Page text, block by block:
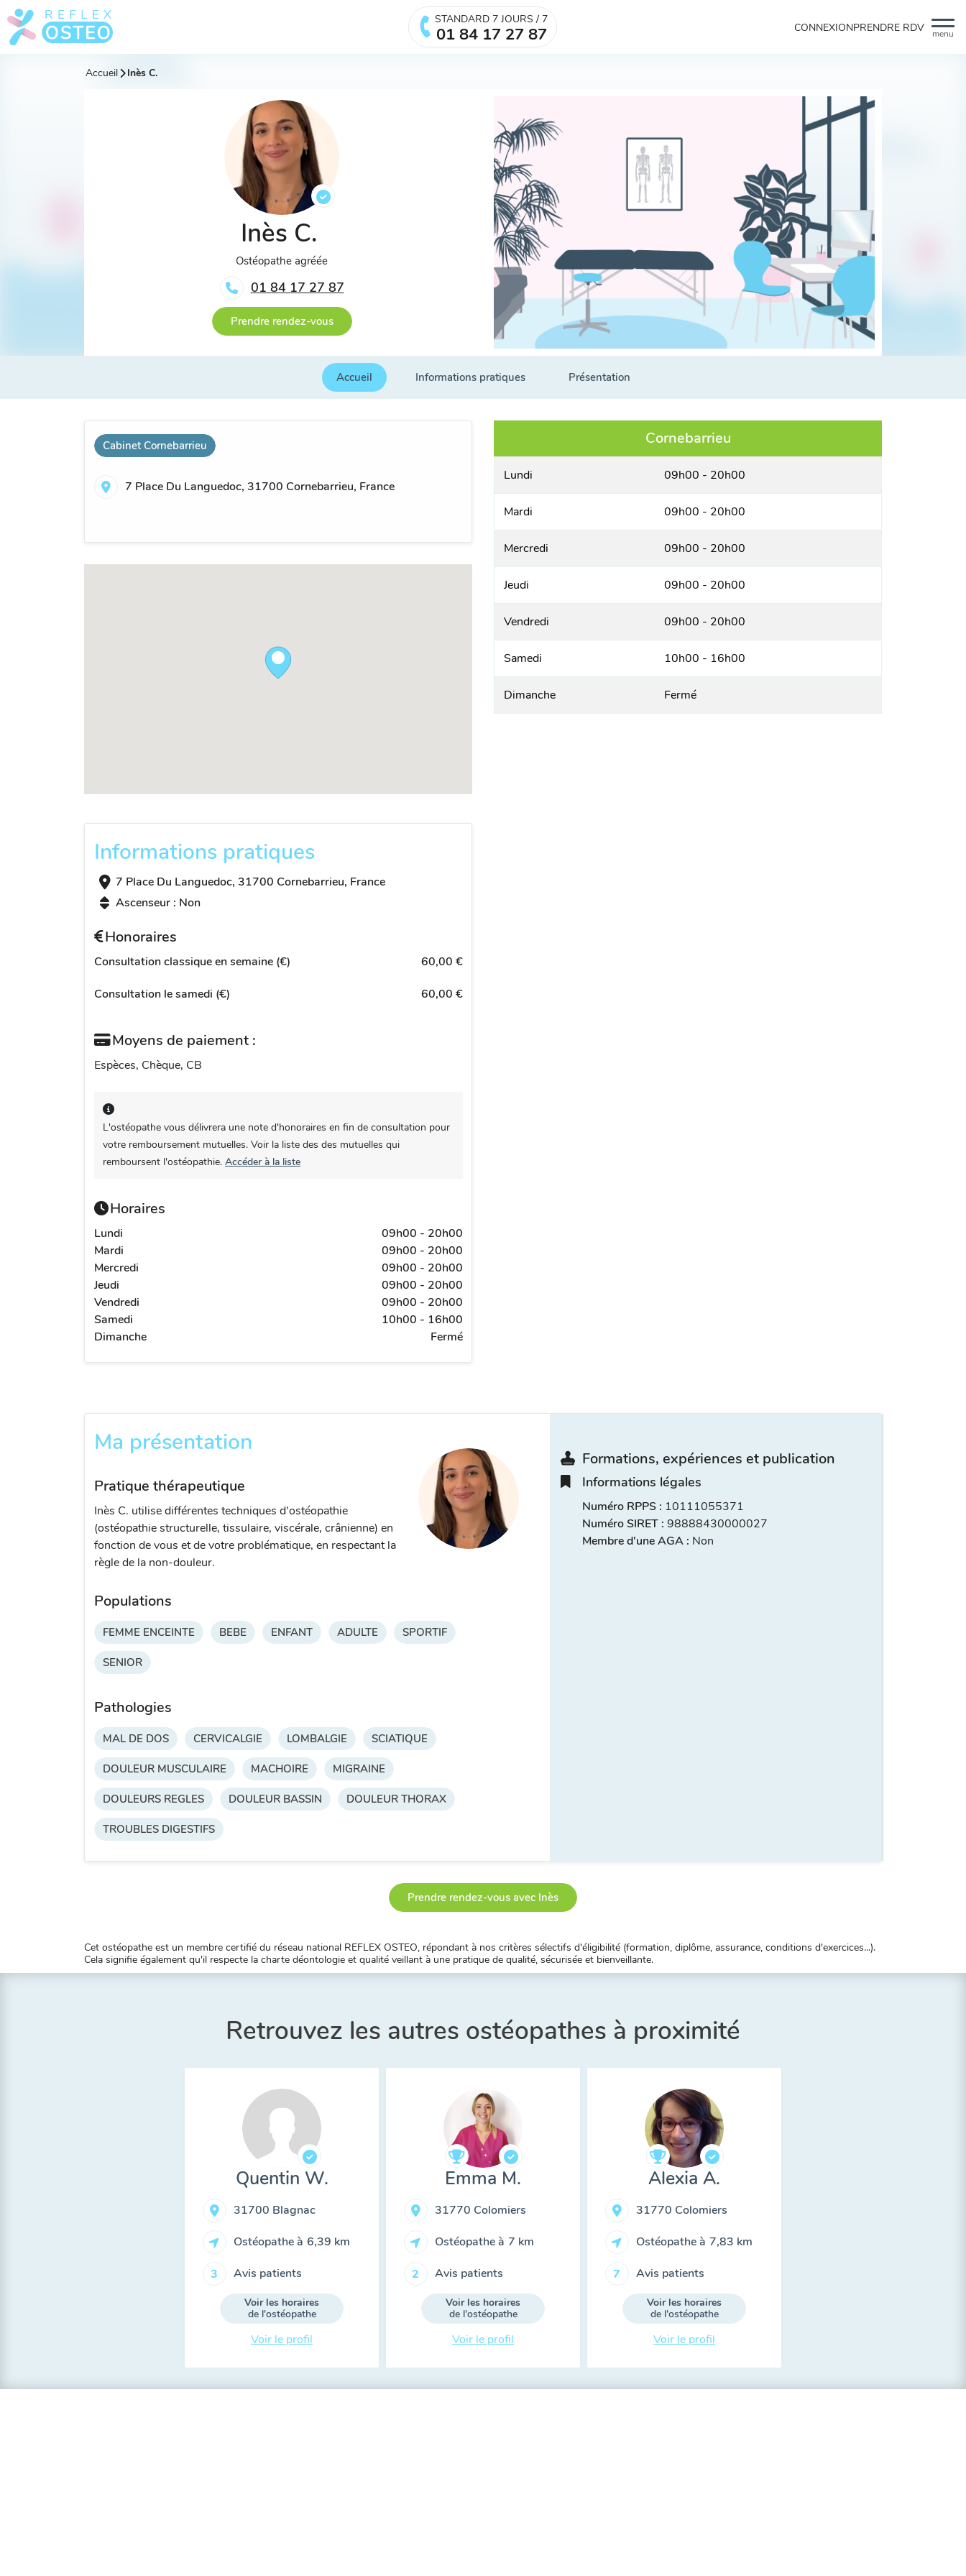
menu
STANDARD 7 JOURS / 7
01 84 17 27 87 CONNEXIONPRENDRE RDV
Accueil Inès C.
Inès C.
Ostéopathe agréée
01 84 17 27 87
Prendre rendez-vous
Accueil Informations pratiques Présentation
Cabinet Cornebarrieu
7 Place Du Languedoc, 31700 Cornebarrieu, France
Informations pratiques
7 Place Du Languedoc, 31700 Cornebarrieu, France
Ascenseur : Non
Honoraires
Consultation classique en semaine (€) 60,00 €
Consultation le samedi (€) 60,00 €
Moyens de paiement :
Espèces, Chèque, CB
L'ostéopathe vous délivrera une note d'honoraires en fin de consultation pour
votre remboursement mutuelles. Voir la liste des des mutuelles qui
remboursent l'ostéopathie. Accéder à la liste
Horaires
Lundi
09h00 - 20h00
Mardi
09h00 - 20h00
Mercredi
09h00 - 20h00
Jeudi
09h00 - 20h00
Vendredi
09h00 - 20h00
Samedi
10h00 - 16h00
Dimanche
Fermé
Cornebarrieu
Lundi 09h00 - 20h00
Mardi 09h00 - 20h00
Mercredi 09h00 - 20h00
Jeudi 09h00 - 20h00
Vendredi 09h00 - 20h00
Samedi 10h00 - 16h00
Dimanche Fermé
Ma présentation
Pratique thérapeutique
Inès C. utilise différentes techniques d'ostéopathie
(ostéopathie structurelle, tissulaire, viscérale, crânienne) en
fonction de vous et de votre problématique, en respectant la
règle de la non-douleur.
Populations
FEMME ENCEINTE BEBE ENFANT ADULTE SPORTIF
SENIOR
Pathologies
MAL DE DOS CERVICALGIE LOMBALGIE SCIATIQUE
DOULEUR MUSCULAIRE MACHOIRE MIGRAINE
DOULEURS REGLES DOULEUR BASSIN DOULEUR THORAX
TROUBLES DIGESTIFS
Formations, expériences et publication
Informations légales
Numéro RPPS : 10111055371
Numéro SIRET : 98888430000027
Membre d'une AGA : Non
Prendre rendez-vous avec Inès
Cet ostéopathe est un membre certifié du réseau national REFLEX OSTEO, répondant à nos critères sélectifs d'éligibilité (formation, diplôme, assurance, conditions d'exercices...).
Cela signifie également qu'il respecte la charte déontologie et qualité veillant à une pratique de qualité, sécurisée et bienveillante.
Retrouvez les autres ostéopathes à proximité
Quentin W.
31700 Blagnac
Ostéopathe à 6,39 km
3 Avis patients
Voir les horaires
de l'ostéopathe
Voir le profil
Emma M.
31770 Colomiers
Ostéopathe à 7 km
2 Avis patients
Voir les horaires
de l'ostéopathe
Voir le profil
Alexia A.
31770 Colomiers
Ostéopathe à 7,83 km
7 Avis patients
Voir les horaires
de l'ostéopathe
Voir le profil